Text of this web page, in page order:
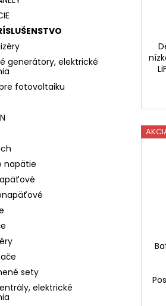
generátory, elektrické
fotovoltaiku
napätie
sety
elektrické